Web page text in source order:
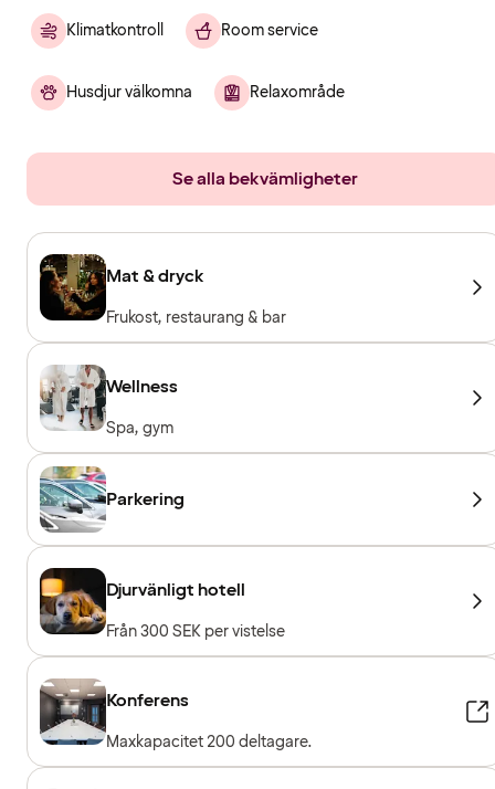
Klimatkontroll Room service
Husdjur välkomna Relaxområde
Se alla bekvämligheter
Mat & dryck
Frukost, restaurang & bar
Wellness
Spa, gym
Parkering
Djurvänligt hotell
Från 300 SEK per vistelse
Konferens
Maxkapacitet 200 deltagare.